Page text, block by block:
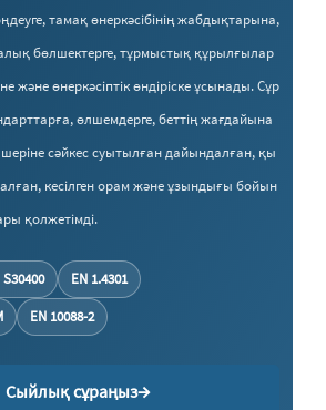
тамақ өнеркәсібінің жабдықтарына,
бөлшектерге, тұрмыстық құрылғылар
және өнеркәсіптік өндіріске ұсынады. Сұр
өлшемдерге, беттің жағдайына
сәйкес суытылған дайындалған, қы
кесілген орам және ұзындығы бойын
қолжетімді.
S30400
EN 1.4301
EN 10088-2
Сыйлық сұраңыз→